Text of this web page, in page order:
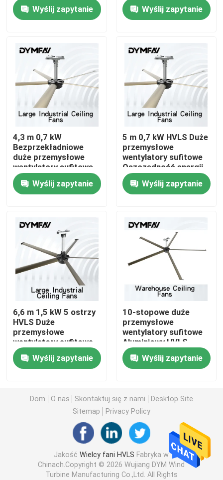
Wycieczka po fabryce
Kontrola jakości
Skontaktuj się z nami
Poprosić o wycenę
Wielcy fani HVLS
Przemysłowe wentylatory HVLS
Komercyjne wentylatory HVLS
Mieszkaniowi wentylatory HVLS
Wentylatory sufitowe HVLS
Wentylatory o dużej głośności i niskiej prędkości
Gigantyczne wentylatory sufitowe
Wentylatory sufitowe Big Blade
Warsztatowe wentylatory sufitowe
Wyślij zapytanie
wentylator HVLS
Wyślij zapytanie
4,3 m 0,7 kW
Bezprzekładniowe
duże przemysłowe
wentylatory sufitowe
HVLS
Wyślij zapytanie
5 m 0,7 kW HVLS Duże
przemysłowe
wentylatory sufitowe
Oszczędność energii
Wyślij zapytanie
6,6 m 1,5 kW 5 ostrzy
HVLS Duże
przemysłowe
wentylatory sufitowe
do supermarketów
Wyślij zapytanie
10-stopowe duże
przemysłowe
wentylatory sufitowe
Aluminiowy HVLS
Solar Plant
Komercyjny duży
wentylator sufitowy
Wyślij zapytanie
Dom O nas Skontaktuj się z nami
Desktop Site
Sitemap
Privacy Policy
JakośćWielcy fani HVLS Fabryka w
Chinach.Copyright © 2026 Wujiang DYM Wind
Turbine Manufacturing Co.,Ltd. All Rights